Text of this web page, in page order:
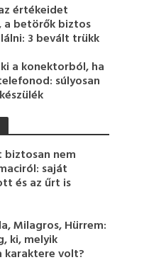
értékeidet
a betörők biztos
3 bevált trükk
a konektorból, ha
súlyosan
biztosan nem
saját
és az űrt is
Milagros, Hürrem:
ki, melyik
karaktere volt?